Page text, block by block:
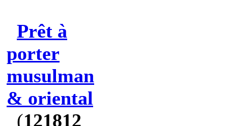
Prêt à
porter
musulman
& oriental
(121812